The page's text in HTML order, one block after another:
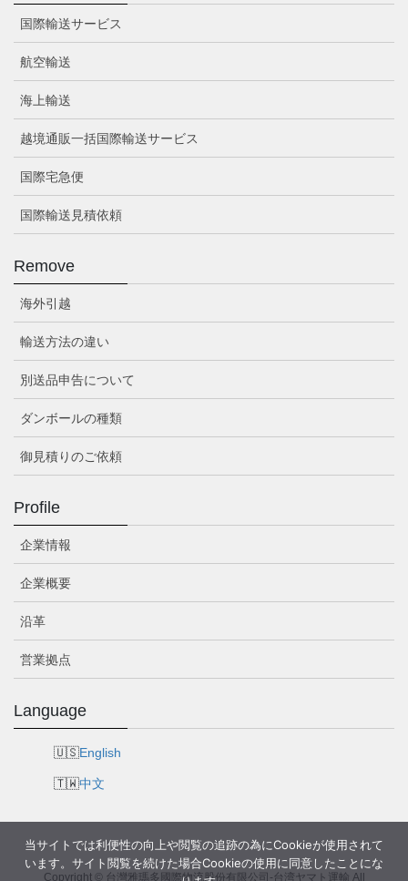
国際輸送サービス
航空輸送
海上輸送
越境通販一括国際輸送サービス
国際宅急便
国際輸送見積依頼
Remove
海外引越
輸送方法の違い
別送品申告について
ダンボールの種類
御見積りのご依頼
Profile
企業情報
企業概要
沿革
営業拠点
Language
English
中文
Copyright © 台灣雅瑪多國際物流股份有限公司-台湾ヤマト運輸 All
当サイトでは利便性の向上や閲覧の追跡の為にCookieが使用されて
います。サイト閲覧を続けた場合Cookieの使用に同意したことにな